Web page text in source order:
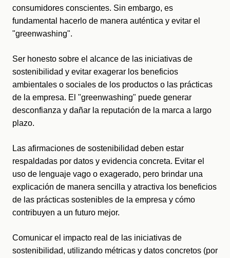
consumidores conscientes. Sin embargo, es
fundamental hacerlo de manera auténtica y evitar el
"greenwashing".
Ser honesto sobre el alcance de las iniciativas de
sostenibilidad y evitar exagerar los beneficios
ambientales o sociales de los productos o las prácticas
de la empresa. El "greenwashing" puede generar
desconfianza y dañar la reputación de la marca a largo
plazo.
Las afirmaciones de sostenibilidad deben estar
respaldadas por datos y evidencia concreta. Evitar el
uso de lenguaje vago o exagerado, pero brindar una
explicación de manera sencilla y atractiva los beneficios
de las prácticas sostenibles de la empresa y cómo
contribuyen a un futuro mejor.
Comunicar el impacto real de las iniciativas de
sostenibilidad, utilizando métricas y datos concretos (por